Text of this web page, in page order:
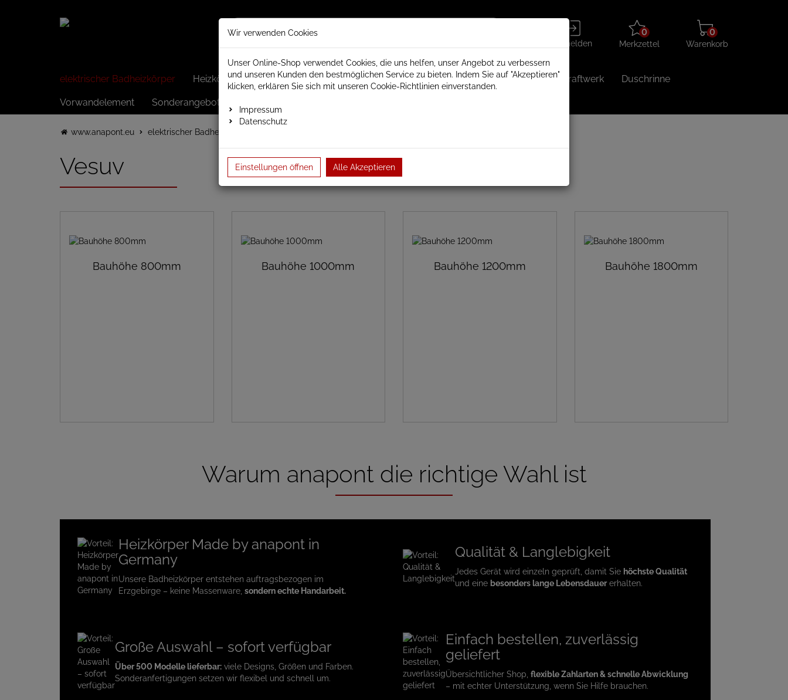
Anmelden
Anmelden
Merkzettel
aufklappen
0
Merkzettel
Warenkorb
aufklappen
0
Warenkorb
elektrischer Badheizkörper Heizkörper elektrisch Schamotte Badheizkörper Heizkörperzubehör Balkonkraftwerk Duschrinne
Vorwandelement Sonderangebote
www.anapont.eu elektrischer Badheizkörper
Vesuv
Bauhöhe 800mm Bauhöhe 1000mm Bauhöhe 1200mm Bauhöhe 1800mm
Warum anapont die richtige Wahl ist
Heizkörper Made by anapont in
Germany
Unsere Badheizkörper entstehen auftragsbezogen im
Erzgebirge – keine Massenware, sondern echte Handarbeit.
Qualität & Langlebigkeit
Jedes Gerät wird einzeln geprüft, damit Sie höchste Qualität
und eine besonders lange Lebensdauererhalten.
Große Auswahl – sofort verfügbar
Über 500 Modelle lieferbar: viele Designs, Größen und Farben.
Sonderanfertigungen setzen wir flexibel und schnell um.
Einfach bestellen, zuverlässig
geliefert
Übersichtlicher Shop, flexible Zahlarten & schnelle Abwicklung
– mit echter Unterstützung, wenn Sie Hilfe brauchen.
Wir verwenden Cookies
Unser Online-Shop verwendet Cookies, die uns helfen, unser Angebot zu verbessern
und unseren Kunden den bestmöglichen Service zu bieten. Indem Sie auf "Akzeptieren"
klicken, erklären Sie sich mit unseren Cookie-Richtlinien einverstanden.
Impressum
Datenschutz
Einstellungen öffnen Alle Akzeptieren